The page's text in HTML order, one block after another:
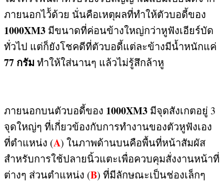
ภายนอกไว้้ด้วย นั่นคือเหตุผลที่ทำให้ตัวบอดี้ของ
1000XM3 มีขนาดที่ค่อนข้างใหญ่กว่าหูฟังเอียร์บัด
ทั่วไป แต่ก็ยังโชคดีที่ตัวบอดี้แต่ละข้างมีน้ำหนักแค่
77 กรัม ทำให้ใส่นานๆ แล้วไม่รู้สึกล้าหู
ภายนอกบนตัวบอดี้ของ 1000XM3 มีจุดสังเกตอยู่ 3
จุดใหญ่ๆ ที่เกี่ยวข้องกับการทำงานของตัวหูฟังเอง
ที่ตำแหน่ง (A) ในภาพด้านบนคือพื้นที่หน้าสัมผัส
สำหรับการใช้ปลายนิ้วแตะเพื่อควบคุมสั่งงานหน้าที่
ต่างๆ ส่วนตำแหน่ง (B) ที่มีลักษณะเป็นช่องเล็กๆ